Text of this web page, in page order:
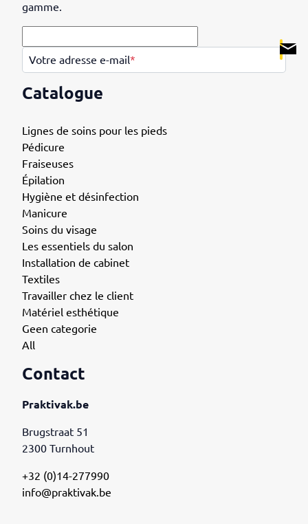
Contact
Praktivak.be
Brugstraat 51
2300 Turnhout
+32 (0)14-277990
info@praktivak.be
Catalogue
Lignes de soins pour les pieds
Pédicure
Fraiseuses
Épilation
Hygiène et désinfection
Manicure
Soins du visage
Les essentiels du salon
Installation de cabinet
Textiles
Travailler chez le client
Matériel esthétique
Geen categorie
All
gamme.
Votre adresse e-mail*
.